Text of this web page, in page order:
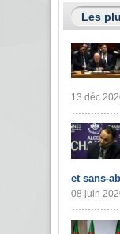
Les
13 déc
et sans-
08 juin